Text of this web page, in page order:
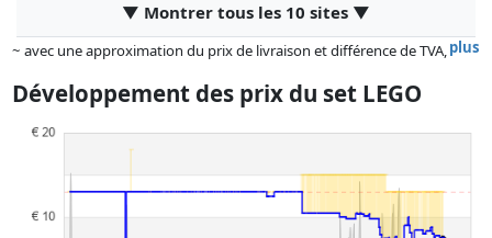
▼ Montrer tous les 10 sites ▼
plus
~ avec une approximation du prix de livraison et différence de TVA,
Les prix et la disponibilité peuvent avoir changé depuis la dernière mise
à jour. L'ordre est purement basé sur le prix, la rémunération des
partenaires n'a aucune influence sur celui-ci. Ce n'est qu'à prix égaux
que les réalisations historiques peuvent influencer l'ordre.
Développement des prix du set LEGO